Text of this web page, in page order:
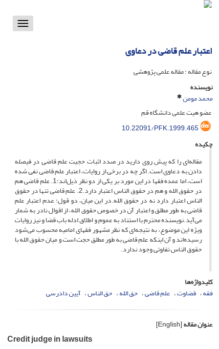
Toggle
اعتبار علم قاضی در دعاوی
نوع مقاله : مقاله علمی پژوهشی
نویسنده
محمد مومن
عضو هیت علمی دانشگاه قم
10.22091/PFK.1999.465
چکیده
مقاله‌ای را که پیش روی دارید در صدد اثبات حجیت علم قاضی در فیصله
دادن به دعاوی است. اگر چه در برخی از روایات، اعتبار علم قاضی نفی شده
است، اما عمده فقها در این مورد بر یکی از دو نظر ذیل‌اند:1. علم قاضی هم
در حقوق الله و هم در حقوق الناس اعتبار دارد.2. علم قاضی تنها در حقوق
الناس اعتبار دارد نه در حقوق الله.در این میان، دو قول: عدم اعتبار علم
قاضی به طور مطلق و اعتبار آن در خصوص حقوق الله، از اقوال نادر به شمار
می‌آید.نویسنده محترم با استناد به عموم و اطلاق ادله باب قضا و نیز روایات
ویژه این موضوع، به نتیجه‌ای که نظر مشهور فقهای امامیه محسوب می‌شود
رسیده‌اند و آن اینکه علم قاضی به طور مطلق حجت است و میان حقوق الله با
حقوق الناس تفاوتی وجود ندارد.
کلیدواژه‌ها
فقه قضاوت علم قاضی حق الله حق الناس آیین دادرسی
عنوان مقاله[English]
Credit judge in lawsuits